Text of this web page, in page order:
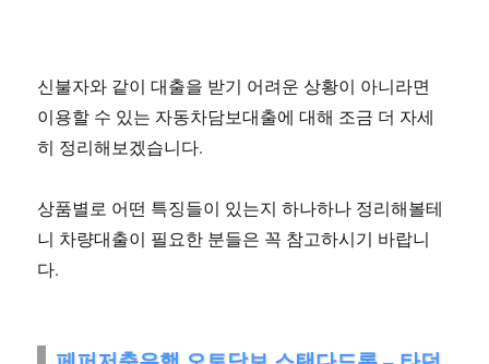
신불자와 같이 대출을 받기 어려운 상황이 아니라면
이용할 수 있는 자동차담보대출에 대해 조금 더 자세
히 정리해보겠습니다.
상품별로 어떤 특징들이 있는지 하나하나 정리해볼테
니 차량대출이 필요한 분들은 꼭 참고하시기 바랍니
다.